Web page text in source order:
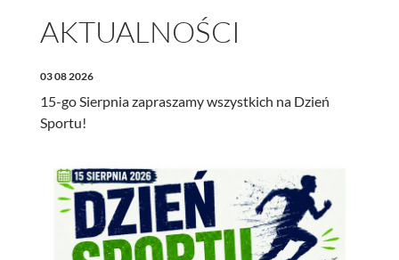
AKTUALNOŚCI
03 08 2026
15-go Sierpnia zapraszamy wszystkich na Dzień
Sportu!